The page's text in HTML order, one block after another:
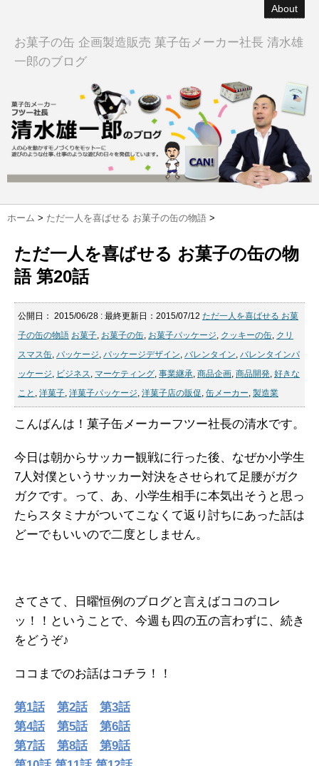
About
お菓子の缶 企画製造販売 菓子缶メーカー社長 清水雄
一郎のブログ
ホーム > ただ一人を喜ばせる お菓子の缶の物語 >
ただ一人を喜ばせる お菓子の缶の物
語 第20話
公開日： 2015/06/28 : 最終更新日：2015/07/12 ただ一人を喜ばせる お菓
子の缶の物語 お菓子, お菓子の缶, お菓子パッケージ, クッキーの缶, クリ
スマス缶, パッケージ, パッケージデザイン, バレンタイン, バレンタインパ
ッケージ, ビジネス, マーケティング, 事業継承, 商品企画, 商品開発, 好きな
こと , 洋菓子, 洋菓子パッケージ, 洋菓子店の販促, 缶メーカー, 製造業
こんばんは！菓子缶メーカーフツー社長の清水です。
今日は朝からサッカー観戦に行った後、なぜか小学生
7人対僕というサッカー対決をさせられて足腰がガク
ガクです。って、あ、小学生相手に本気出そうと思っ
たらスタミナがついてこなくて返り討ちにあった話は
どーでもいいので二度としません。
さてさて、日曜恒例のブログと言えばココのコレ
ッ！！ということで、今週も四の五の言わずに、続き
をどうぞ♪
ココまでのお話はコチラ！！
第1話 第2話
第3話
第4話
第5話
第6話
第7話
第8話
第9話